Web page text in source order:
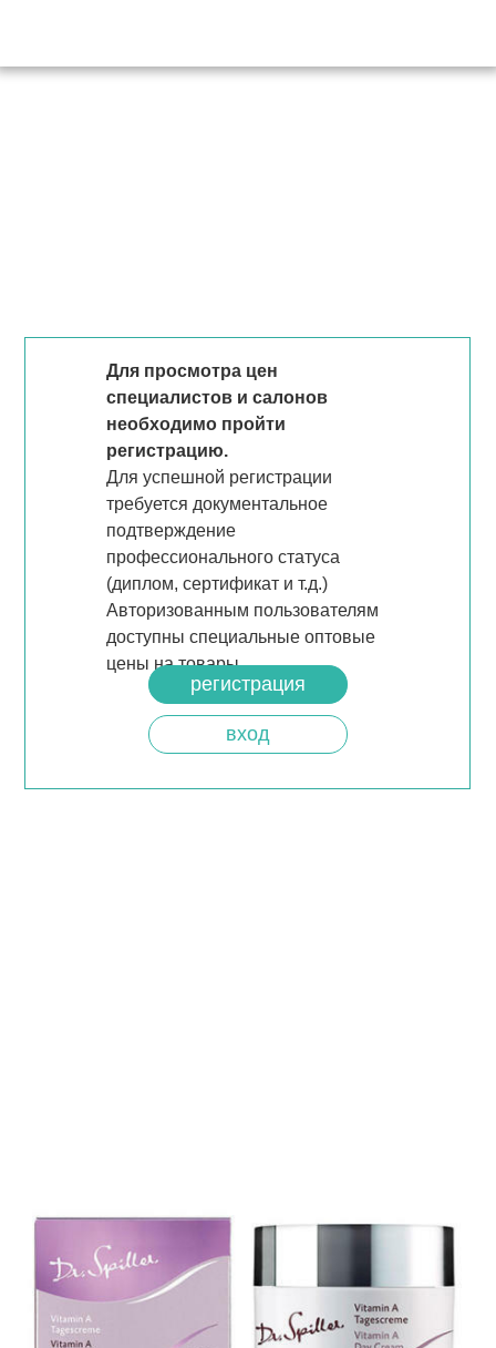
Для просмотра цен
специалистов и салонов
необходимо пройти
регистрацию.
Для успешной регистрации
требуется документальное
подтверждение
профессионального статуса
(диплом, сертификат и т.д.)
Авторизованным пользователям
доступны специальные оптовые
цены на товары.
регистрация
вход